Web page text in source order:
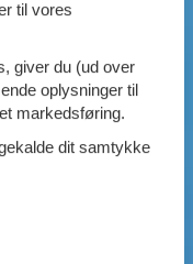
til vores
giver du (ud over
oplysninger til
markedsføring.
dit samtykke